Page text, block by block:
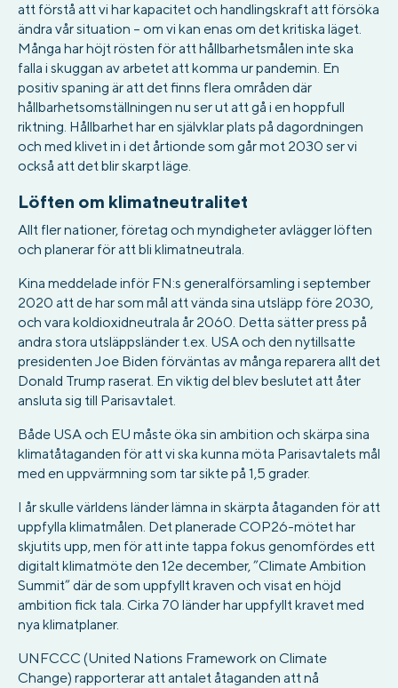
att förstå att vi har kapacitet och handlingskraft att försöka
ändra vår situation – om vi kan enas om det kritiska läget.
Många har höjt rösten för att hållbarhetsmålen inte ska
falla i skuggan av arbetet att komma ur pandemin. En
positiv spaning är att det finns flera områden där
hållbarhetsomställningen nu ser ut att gå i en hoppfull
riktning. Hållbarhet har en självklar plats på dagordningen
och med klivet in i det årtionde som går mot 2030 ser vi
också att det blir skarpt läge.
Löften om klimatneutralitet
Allt fler nationer, företag och myndigheter avlägger löften
och planerar för att bli klimatneutrala.
Kina meddelade inför FN:s generalförsamling i september
2020 att de har som mål att vända sina utsläpp före 2030,
och vara koldioxidneutrala år 2060. Detta sätter press på
andra stora utsläppsländer t.ex. USA och den nytillsatte
presidenten Joe Biden förväntas av många reparera allt det
Donald Trump raserat. En viktig del blev beslutet att åter
ansluta sig till Parisavtalet.
Både USA och EU måste öka sin ambition och skärpa sina
klimatåtaganden för att vi ska kunna möta Parisavtalets mål
med en uppvärmning som tar sikte på 1,5 grader.
I år skulle världens länder lämna in skärpta åtaganden för att
uppfylla klimatmålen. Det planerade COP26-mötet har
skjutits upp, men för att inte tappa fokus genomfördes ett
digitalt klimatmöte den 12e december, ”Climate Ambition
Summit” där de som uppfyllt kraven och visat en höjd
ambition fick tala. Cirka 70 länder har uppfyllt kravet med
nya klimatplaner.
UNFCCC (United Nations Framework on Climate
Change) rapporterar att antalet åtaganden att nå